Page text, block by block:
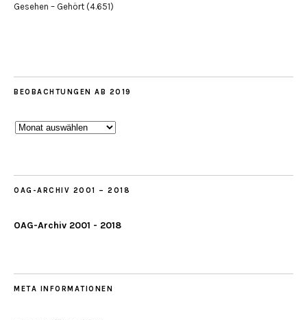
Gesehen – Gehört (4.651)
BEOBACHTUNGEN AB 2019
Beobachtungen
OAG-ARCHIV 2001 – 2018
OAG-Archiv 2001 - 2018
META INFORMATIONEN